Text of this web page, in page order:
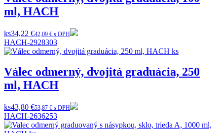
ml, HACH
ks34,22 €42,09 € s DPH
HACH-2928303
Válec odmerný, dvojitá graduácia, 250
ml, HACH
ks43,80 €53,87 € s DPH
HACH-2636253